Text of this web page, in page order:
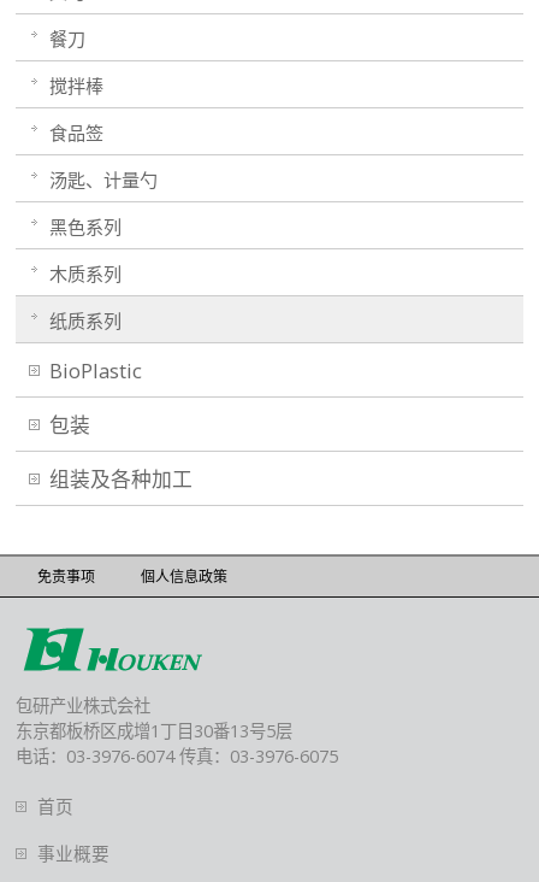
餐刀
搅拌棒
食品签
汤匙、计量勺
黑色系列
木质系列
纸质系列
BioPlastic
包装
组装及各种加工
免责事项 個人信息政策
包研产业株式会社
东京都板桥区成增1丁目30番13号5层
电话：03-3976-6074 传真：03-3976-6075
首页
事业概要